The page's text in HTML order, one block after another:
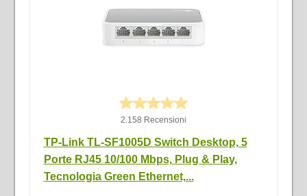
2.158 Recensioni
TP-Link TL-SF1005D Switch Desktop, 5
Porte RJ45 10/100 Mbps, Plug & Play,
Tecnologia Green Ethernet,...